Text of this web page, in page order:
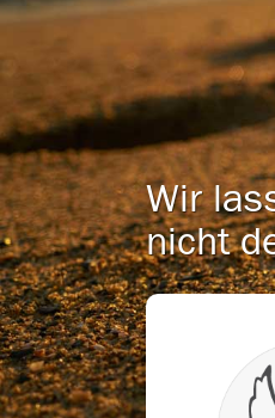
Wir
nicht